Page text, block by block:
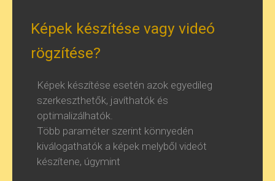
Képek készítése vagy videó
rögzítése?
Képek készítése esetén azok egyedileg
szerkeszthetők, javíthatók és
optimalizálhatók.
Több paraméter szerint könnyedén
kiválogathatók a képek melyből videót
készítene, úgymint